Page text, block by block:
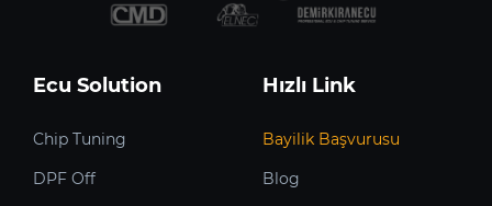
Ecu Solution
Chip Tuning
DPF Off
Hızlı Link
Bayilik Başvurusu
Blog